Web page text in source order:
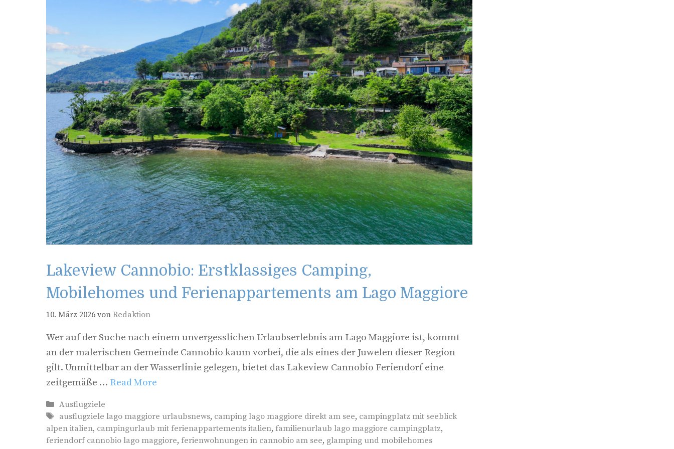
Lakeview Cannobio: Erstklassiges Camping,
Mobilehomes und Ferienappartements am Lago Maggiore
10. März 2026 von Redaktion
Wer auf der Suche nach einem unvergesslichen Urlaubserlebnis am Lago Maggiore ist, kommt
an der malerischen Gemeinde Cannobio kaum vorbei, die als eines der Juwelen dieser Region
gilt. Unmittelbar an der Wasserlinie gelegen, bietet das Lakeview Cannobio Feriendorf eine
zeitgemäße … Read More
Kategorien
Ausflugziele
Schlagwörter
ausflugziele lago maggiore urlaubsnews, camping lago maggiore direkt am see, campingplatz mit seeblick
alpen italien, campingurlaub mit ferienappartements italien, familienurlaub lago maggiore campingplatz,
feriendorf cannobio lago maggiore, ferienwohnungen in cannobio am see, glamping und mobilehomes